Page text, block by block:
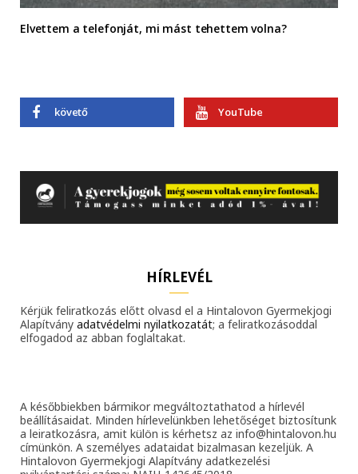
Elvettem a telefonját, mi mást tehettem volna?
követő YouTube
HÍRLEVÉL
Kérjük feliratkozás előtt olvasd el a Hintalovon Gyermekjogi
Alapítvány adatvédelmi nyilatkozatát; a feliratkozásoddal
elfogadod az abban foglaltakat.
A későbbiekben bármikor megváltoztathatod a hírlevél
beállításaidat. Minden hírlevelünkben lehetőséget biztosítunk
a leiratkozásra, amit külön is kérhetsz az info@hintalovon.hu
címünkön. A személyes adataidat bizalmasan kezeljük. A
Hintalovon Gyermekjogi Alapítvány adatkezelési